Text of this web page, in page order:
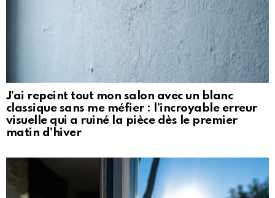
J’ai repeint tout mon salon avec un blanc
classique sans me méfier : l’incroyable erreur
visuelle qui a ruiné la pièce dès le premier
matin d’hiver